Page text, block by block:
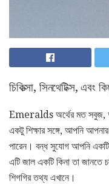
চিকিত্সা, সিনথেটিক্স, এবং
Emeralds অর্থের মত সবুজ,
একটু শিক্ষার সঙ্গে, আপনি
পারেন। বন্ধ সুযোগ আপনি
এটি জাল একটি কিনা তা জানতে
শিগগির তথ্য এখানে।